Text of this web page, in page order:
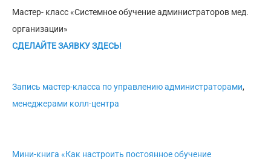
Мастер- класс «Системное обучение администраторов мед.
организации»
СДЕЛАЙТЕ ЗАЯВКУ ЗДЕСЬ!
Запись мастер-класса по управлению администраторами,
менеджерами колл-центра
Мини-книга «Как настроить постоянное обучение